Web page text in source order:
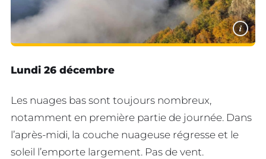
i
Lundi 26 décembre
Les nuages bas sont toujours nombreux,
notamment en première partie de journée. Dans
l’après-midi, la couche nuageuse régresse et le
soleil l’emporte largement. Pas de vent.